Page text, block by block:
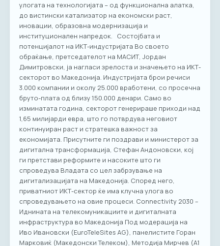
улогата на технологијата – од функционална алатка,
до вистински катализатор на економски раст,
иновации, образовна модернизација и
институционален напредок. Состојбата и
потенцијалот на ИКТ-индустријата Во своето
обраќање, претседателот на МАСИТ, Јордан
Димитровски, ја нагласи зрелоста и значењето на ИКТ-
секторот во Македонија. Индустријата брои речиси
3.000 компании и околу 25.000 вработени, со просечна
бруто-плата од близу 150.000 денари. Само во
изминатата година, секторот генерираше приходи над
1,65 милијарди евра, што го потврдува неговиот
континуиран раст и стратешка важност за
економијата. Присутните ги поздрави и министерот за
дигитална трансформација, Стефан Андоновски, кој
ги претстави реформите и насоките што ги
спроведува Владата со цел забрзување на
дигитализацијата на Македонија. Според него,
приватниот ИКТ-сектор ќе има клучна улога во
спроведувањето на овие процеси. Connectivity 2030 –
Иднината на телекомуникациите и дигиталната
инфраструктура во Македонија Под модерација на
Иво Ивановски (EuroTeleSites AG), панелистите Горан
Марковиќ (Македонски Телеком), Методија Мирчев (A1